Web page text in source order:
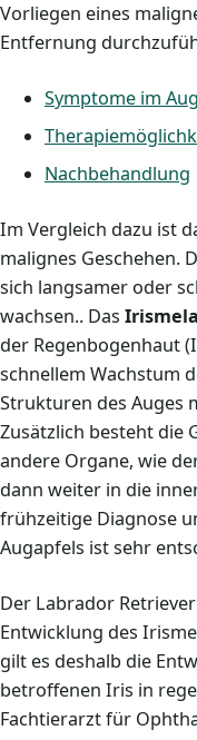
Vorliegen eines
Entfernung
Symptome im
Nachbehandlung
Im Vergleich dazu ist
malignes Geschehen.
sich langsamer oder
wachsen.. Das
der Regenbogenhaut
schnellem Wachstum
Strukturen des Auges
Zusätzlich besteht die
andere Organe, wie
dann weiter in die
frühzeitige Diagnose
Augapfels ist sehr
Der Labrador
Entwicklung des
gilt es deshalb die
betroffenen Iris in
Fachtierarzt für